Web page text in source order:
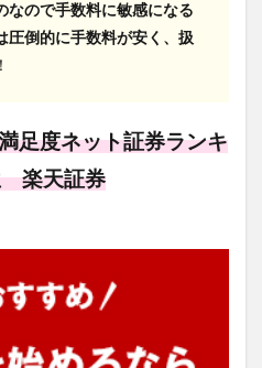
なので手数料に敏感になる
圧倒的に手数料が安く、扱
！
足度ネット証券ランキ
楽天証券